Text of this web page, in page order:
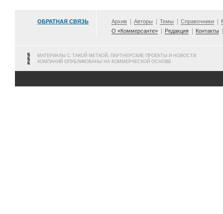
ОБРАТНАЯ СВЯЗЬ Архив Авторы Темы Справочники
О «Коммерсанте»
Редакция Контакты
МАТЕРИАЛЫ С ТАКОЙ МЕТКОЙ, ПАРТНЕРСКИЕ ПРОЕКТЫ И НОВОСТИ
КОМПАНИЙ ОПУБЛИКОВАНЫ НА КОММЕРЧЕСКОЙ ОСНОВЕ